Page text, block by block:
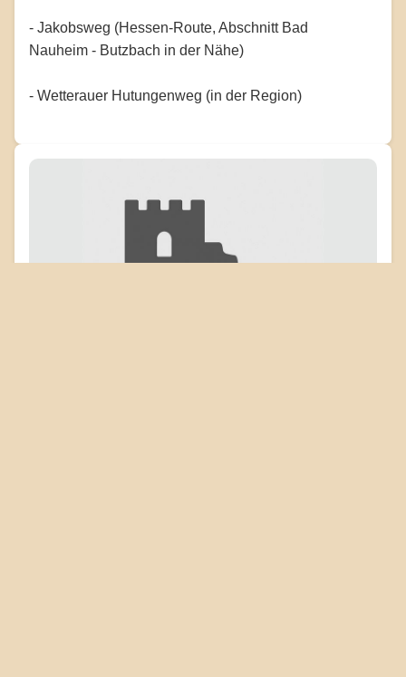
- Jakobsweg (Hessen-Route, Abschnitt Bad
Nauheim - Butzbach in der Nähe)
- Wetterauer Hutungenweg (in der Region)